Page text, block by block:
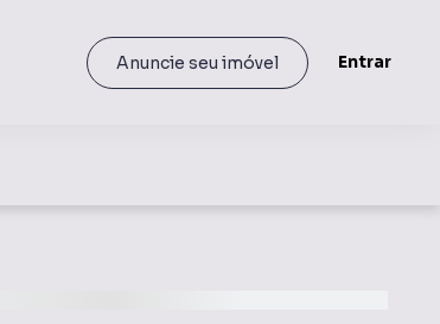
Anuncie seu imóvel Entrar